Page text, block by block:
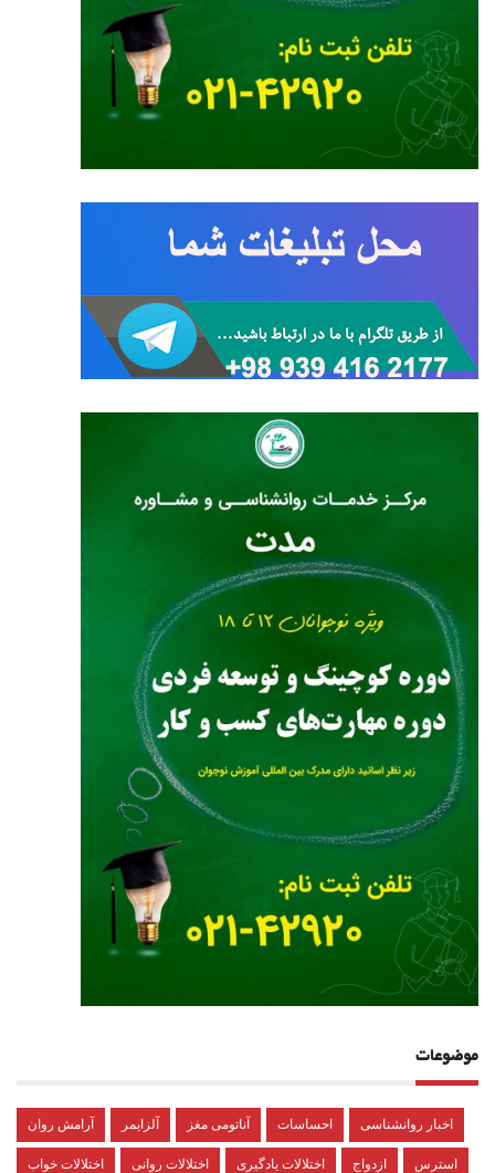
موضوعات
آرامش روان آلزایمر آناتومی مغز احساسات اخبار روانشناسی
اختلالات خواب اختلالات روانی اختلالات یادگیری ازدواج استرس